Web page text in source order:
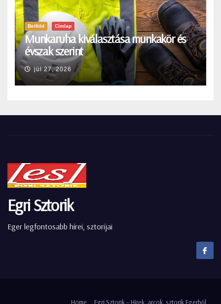
Belföld Címlap
Munkaruha kiválasztása munkakör és
évszak szerint
júl 27, 2026
Egri Sztorik
Eger legfontosabb hírei, sztorijai
Home Egri Sztorik – Hírek, arcok, sztorik Egerből